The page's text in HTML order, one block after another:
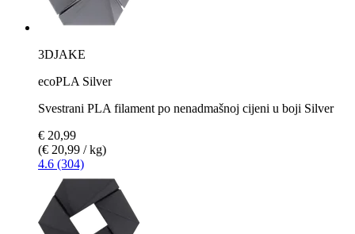
3DJAKE
ecoPLA Silver
Svestrani PLA filament po nenadmašnoj cijeni u boji Silver
€ 20,99
(€ 20,99 / kg)
4.6 (304)